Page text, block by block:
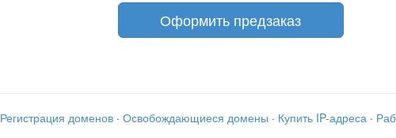
Оформить предзаказ
Регистрация доменов · Освобождающиеся домены · Купить IP-адреса ·